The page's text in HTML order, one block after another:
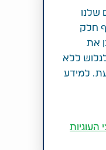
שלנו
חלק
את
ללא
למידע
העוגיות